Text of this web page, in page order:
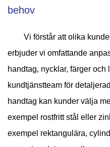
behov
Vi förstår att olika
erbjuder vi omfattande
handtag, nycklar, färger och
kundtjänstteam för
handtag kan kunder välja
exempel rostfritt stål eller
exempel rektangulära,